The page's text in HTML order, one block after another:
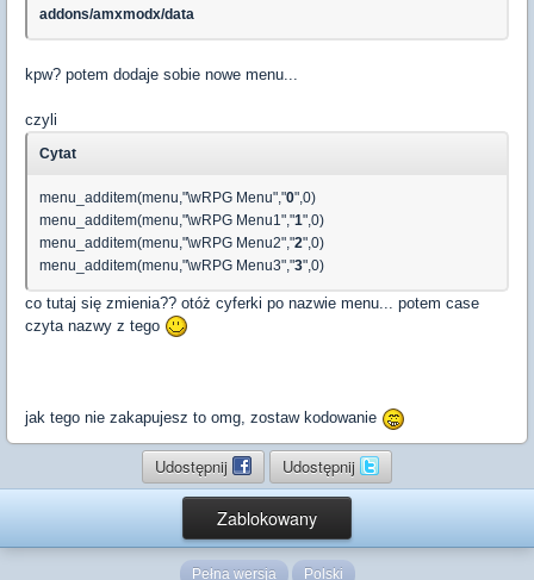
addons/amxmodx/data
kpw? potem dodaje sobie nowe menu...
czyli
Cytat
menu_additem(menu,"\wRPG Menu","0",0)
menu_additem(menu,"\wRPG Menu1","1",0)
menu_additem(menu,"\wRPG Menu2","2",0)
menu_additem(menu,"\wRPG Menu3","3",0)
co tutaj się zmienia?? otóż cyferki po nazwie menu... potem case
czyta nazwy z tego
jak tego nie zakapujesz to omg, zostaw kodowanie
Udostępnij Udostępnij
Zablokowany
Pełna wersja Polski